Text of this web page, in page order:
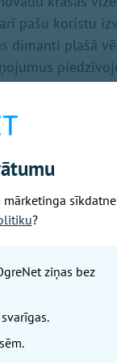
pašu koristu
dimanti plašā
dalībnieki, gan
sirds var
par teju 60
ir nozīme.
baudīt gan tie,
apmeklēt tikai
?
ziņas bez